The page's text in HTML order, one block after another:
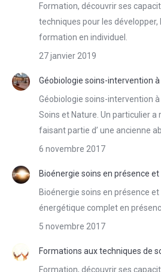
Formation, découvrir ses
techniques pour les développer,
formation en individuel.
27 janvier 2019
Géobiologie soins-intervention
Géobiologie soins-intervention à
Soins et Nature. Un particulier
faisant partie d’ une ancienne
6 novembre 2017
Bioénergie soins en présence
Bioénergie soins en présence
énergétique complet en
5 novembre 2017
Formations aux techniques de
Formation, découvrir ses